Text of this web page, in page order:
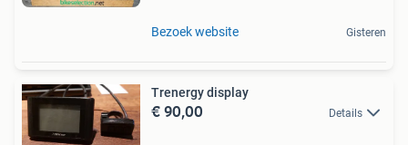
Bezoek website Gisteren
Trenergy display
€ 90,00 Details